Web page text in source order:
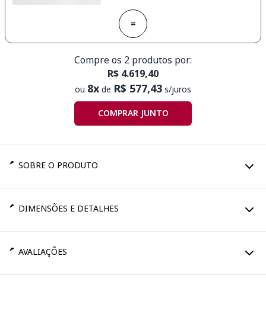
=
Compre os 2 produtos por:
R$ 4.619,40
ou 8x de R$ 577,43 s/juros
COMPRAR JUNTO
SOBRE O PRODUTO
DIMENSÕES E DETALHES
AVALIAÇÕES